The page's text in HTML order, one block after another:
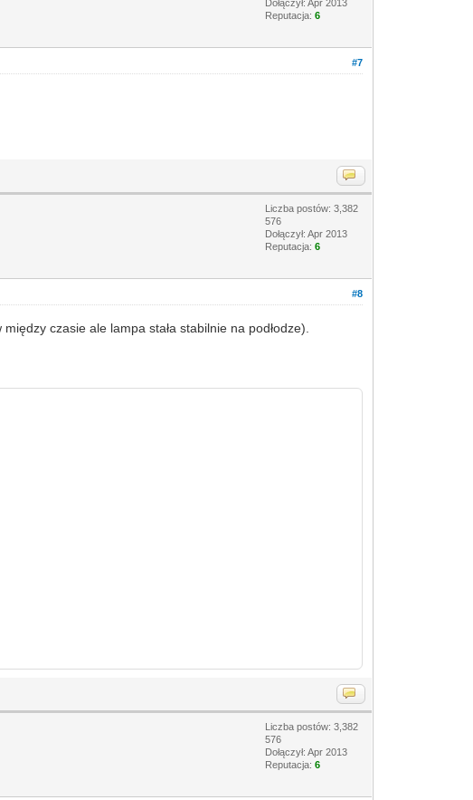
Dołączył: Apr 2013
Reputacja:6
#7
Liczba postów: 3,382
576
Dołączył: Apr 2013
Reputacja:6
#8
czasie ale lampa stała stabilnie na podłodze).
Liczba postów: 3,382
576
Dołączył: Apr 2013
Reputacja:6